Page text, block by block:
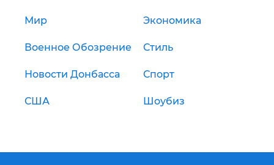
Мир Экономика
Военное Обозрение Стиль
Новости Донбасса Спорт
США Шоубиз